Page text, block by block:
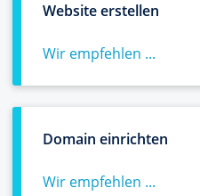
Website erstellen
Wir empfehlen ...
Domain einrichten
Wir empfehlen ...